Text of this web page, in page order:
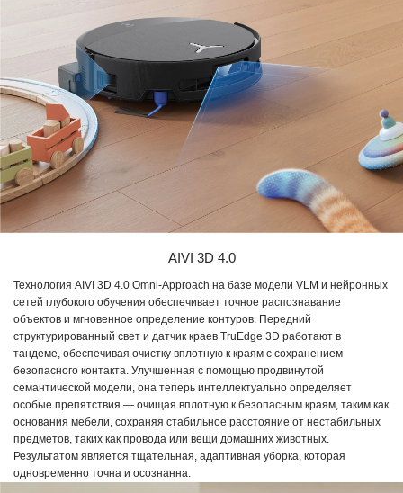
AIVI 3D 4.0
Технология AIVI 3D 4.0 Omni-Approach на базе модели VLM и нейронных
сетей глубокого обучения обеспечивает точное распознавание
объектов и мгновенное определение контуров. Передний
структурированный свет и датчик краев TruEdge 3D работают в
тандеме, обеспечивая очистку вплотную к краям с сохранением
безопасного контакта. Улучшенная с помощью продвинутой
семантической модели, она теперь интеллектуально определяет
особые препятствия — очищая вплотную к безопасным краям, таким как
основания мебели, сохраняя стабильное расстояние от нестабильных
предметов, таких как провода или вещи домашних животных.
Результатом является тщательная, адаптивная уборка, которая
одновременно точна и осознанна.